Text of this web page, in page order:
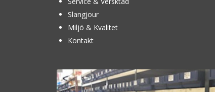
Slangjour
Miljö & Kvalitet
Kontakt